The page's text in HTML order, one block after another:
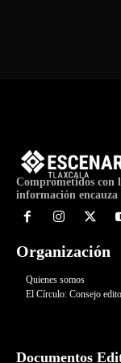
Comprometidos con
información encauza
Organización
Quienes somos
El Círculo: Consejo
Documentos